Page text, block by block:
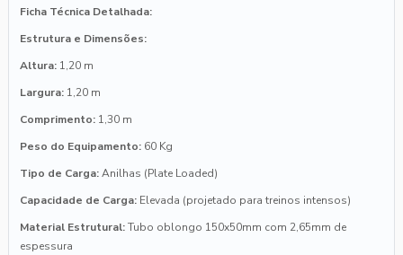
Ficha Técnica Detalhada:
Estrutura e Dimensões:
Altura: 1,20 m
Largura: 1,20 m
Comprimento: 1,30 m
Peso do Equipamento: 60 Kg
Tipo de Carga:Anilhas (Plate Loaded)
Capacidade de Carga: Elevada (projetado para treinos intensos)
Material Estrutural:Tubo oblongo 150x50mm com 2,65mm de
espessura